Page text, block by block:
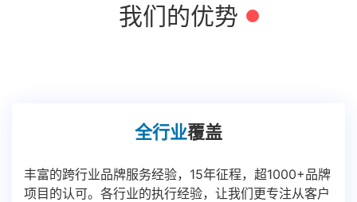
我们的优势
全行业覆盖
丰富的跨行业品牌服务经验，15年征程，超1000+品牌
项目的认可。各行业的执行经验，让我们更专注从客户